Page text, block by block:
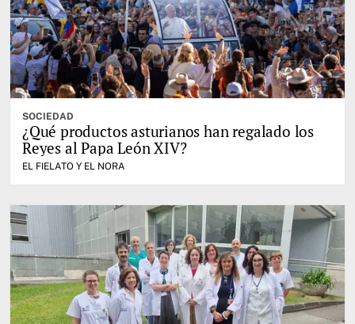
SOCIEDAD
¿Qué productos asturianos han regalado los
Reyes al Papa León XIV?
EL FIELATO Y EL NORA